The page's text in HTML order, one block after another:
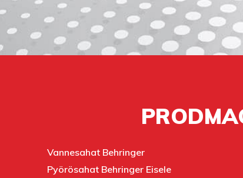
Vannesahat Behringer
Pyörösahat Behringer Eisele